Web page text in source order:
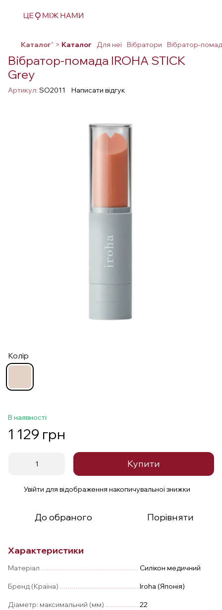
Каталог" > Каталог Для неї Вібратори Вібратор-
Вібратор-помада IROHA STICK
Grey
Артикул: SO2011 Написати відгук
Колір
В наявності
1 129 грн
Купити
Увійти для відображення накопичувальної знижки
До обраного Порівняти
Характеристики
Матеріал Силікон медичний
Бренд (Країна) Iroha (Японія)
Діаметр: максимальний (мм) 22